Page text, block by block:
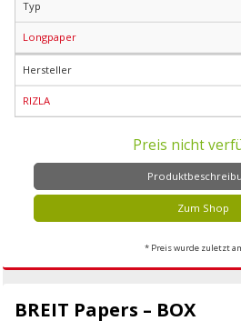
Typ
Longpaper
Hersteller
RIZLA
Preis nicht
Zum Shop
* Preis wurde zuletzt
BREIT Papers – BOX